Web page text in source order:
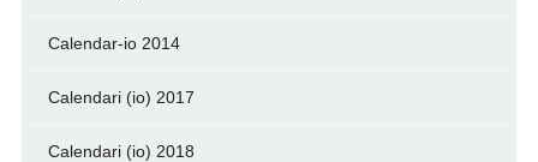
Calendar-io 2014
Calendari (io) 2017
Calendari (io) 2018